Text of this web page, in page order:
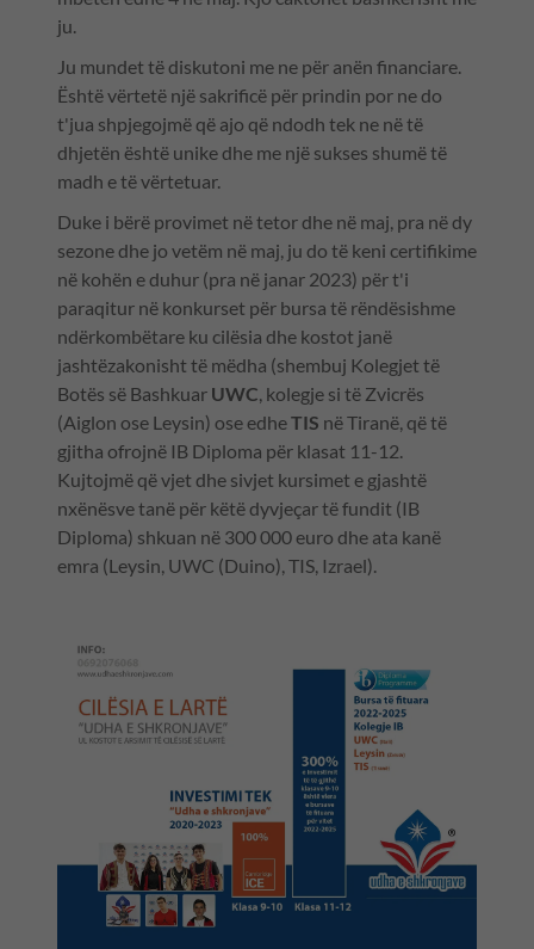
ju.
Ju mundet të diskutoni me ne për anën financiare.
Është vërtetë një sakrificë për prindin por ne do
t'jua shpjegojmë që ajo që ndodh tek ne në të
dhjetën është unike dhe me një sukses shumë të
madh e të vërtetuar.
Duke i bërë provimet në tetor dhe në maj, pra në dy
sezone dhe jo vetëm në maj, ju do të keni certifikime
në kohën e duhur (pra në janar 2023) për t'i
paraqitur në konkurset për bursa të rëndësishme
ndërkombëtare ku cilësia dhe kostot janë
jashtëzakonisht të mëdha (shembuj Kolegjet të
Botës së Bashkuar UWC, kolegje si të Zvicrës
(Aiglon ose Leysin) ose edheTIS në Tiranë, që të
gjitha ofrojnë IB Diploma për klasat 11-12.
Kujtojmë që vjet dhe sivjet kursimet e gjashtë
nxënësve tanë për këtë dyvjeçar të fundit (IB
Diploma) shkuan në 300 000 euro dhe ata kanë
emra (Leysin, UWC (Duino), TIS, Izrael).